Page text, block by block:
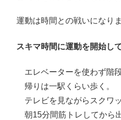
運動は時間との戦いになりま
スキマ時間に運動を開始し
エレベーターを使わず階段
帰りは一駅くらい歩く。
テレビを見ながらスクワッ
朝15分間筋トレしてから出